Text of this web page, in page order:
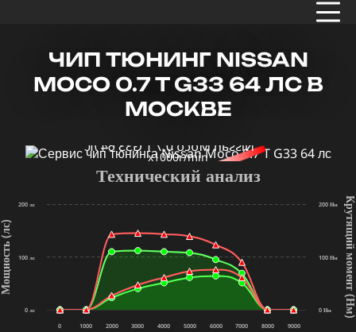
ЧИП ТЮНИНГ NISSAN
MOCO 0.7 T G33 64 ЛС В
МОСКВЕ
x1000r/min
(лс)
Технический анализ
0 1000 2000 3000 4000 5000 6000 7000 8000 9000
0 лс
100 лс
200 лс
0 Нм
100 Нм
200 Нм